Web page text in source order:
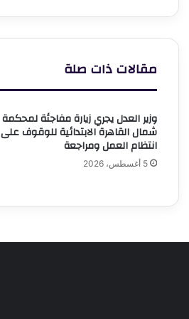
للهلال
المصري
بمدينة
مقالات ذات صلة
وزير العدل يجري زيارة مفاجئة لمحكمة
شمال القاهرة الابتدائية للوقوف على
انتظام العمل ومراجعة
5 أغسطس، 2026